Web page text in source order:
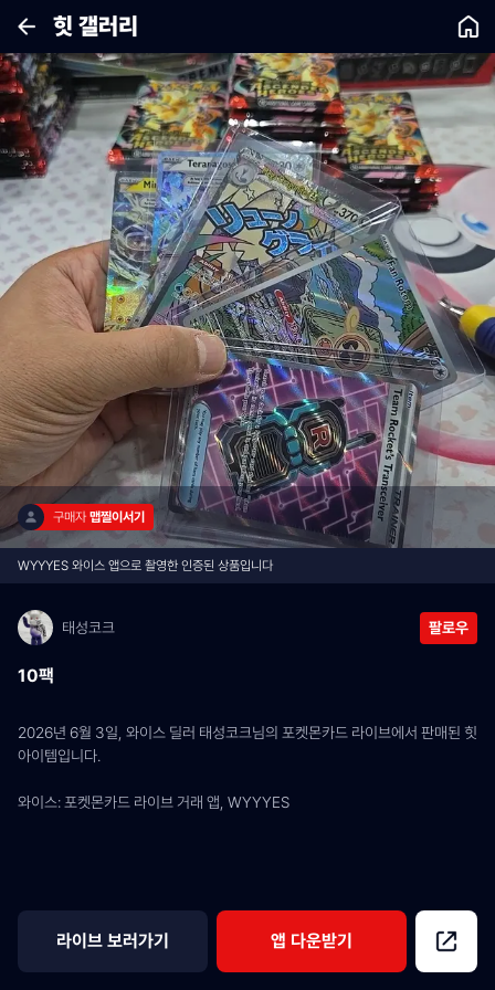
힛 갤러리
구매자 맵찔이서기
WYYYES 와이스 앱으로 촬영한 인증된 상품입니다
태성코크 팔로우
10팩
2026년 6월 3일, 와이스 딜러 태성코크님의 포켓몬카드 라이브에서 판매된 힛
아이템입니다.
와이스: 포켓몬카드 라이브 거래 앱, WYYYES
라이브 보러가기 앱 다운받기